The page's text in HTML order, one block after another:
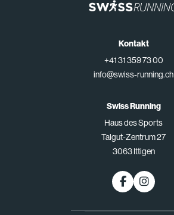
Kontakt
+41 31 359 73 00
info@swiss-running.ch
Swiss Running
Haus des Sports
Talgut-Zentrum 27
3063 Ittigen